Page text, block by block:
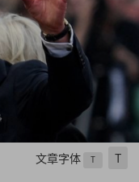
文章字体 T T